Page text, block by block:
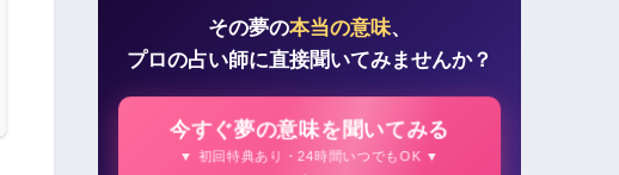
その夢の本当の意味、
プロの占い師に直接聞いてみませんか？
今すぐ夢の意味を聞いてみる
▼ 初回特典あり・24時間いつでもOK ▼